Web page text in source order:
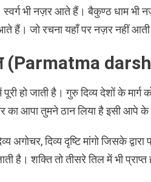
भी नज़र आते हैं। बैकुण्ठ धाम भी
जो रचना यहाँ पर नज़र नहीं आती
(Parmatma
हो जाती है। गुरु दिव्य देशों के मार्ग
का आपा तुमने ठान लिया है इसी आपे के
दिव्य दृष्टि मांगो जिसके
है। शक्ति तो तीसरे तिल में भी प्राप्त